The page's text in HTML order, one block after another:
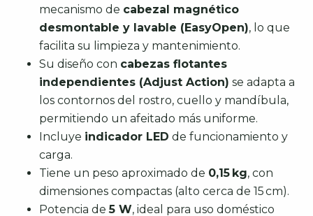
mecanismo de cabezal magnético
desmontable y lavable (EasyOpen), lo que
facilita su limpieza y mantenimiento.
Su diseño con cabezas flotantes
independientes (Adjust Action) se adapta a
los contornos del rostro, cuello y mandíbula,
permitiendo un afeitado más uniforme.
Incluye indicador LED de funcionamiento y
carga.
Tiene un peso aproximado de 0,15 kg, con
dimensiones compactas (alto cerca de 15 cm).
Potencia de5 W, ideal para uso doméstico